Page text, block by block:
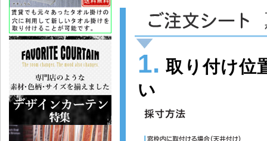
1. 取り付け位
い